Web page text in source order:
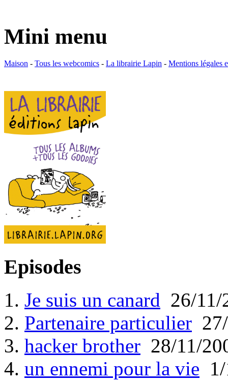
Mini menu
Maison - Tous les webcomics - La librairie Lapin - Mentions légales
Episodes
1. Je suis un canard 26/11/
2. Partenaire particulier
3. hacker brother 28/11/
4. un ennemi pour la vie